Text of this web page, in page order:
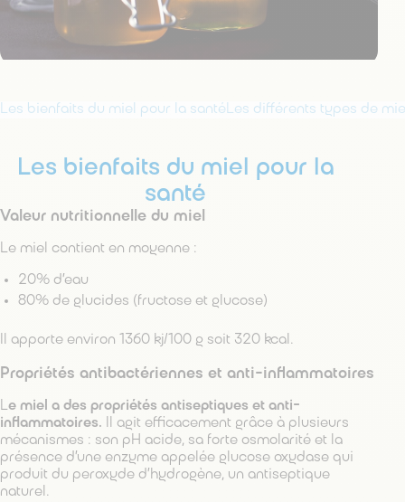
Les bienfaits du miel pour la santé
Les bienfaits du miel pour la
santé
Valeur nutritionnelle du miel
Le miel contient en moyenne :
20% d’eau
80% de glucides (fructose et glucose)
Il apporte environ 1360 kj/100 g soit 320 kcal.
Propriétés antibactériennes et anti-inflammatoires
Le miel a des propriétés antiseptiques et anti-
inflammatoires. Il agit efficacement grâce à plusieurs
mécanismes : son pH acide, sa forte osmolarité et la
présence d’une enzyme appelée glucose oxydase qui
produit du peroxyde d’hydrogène, un antiseptique
naturel.